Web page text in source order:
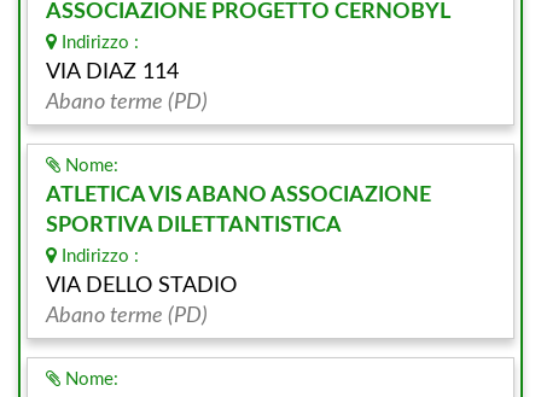
ASSOCIAZIONE PROGETTO CERNOBYL
Indirizzo :
VIA DIAZ 114
Abano terme (PD)
Nome:
ATLETICA VIS ABANO ASSOCIAZIONE
SPORTIVA DILETTANTISTICA
Indirizzo :
VIA DELLO STADIO
Abano terme (PD)
Nome: